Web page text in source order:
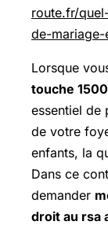
route.fr/
de-
Lorsque
touche
essentiel de
de votre
enfants, la
Dans ce
demander
droit au rsa